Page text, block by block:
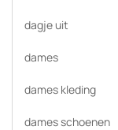
dagje uit
dames
dames kleding
dames schoenen